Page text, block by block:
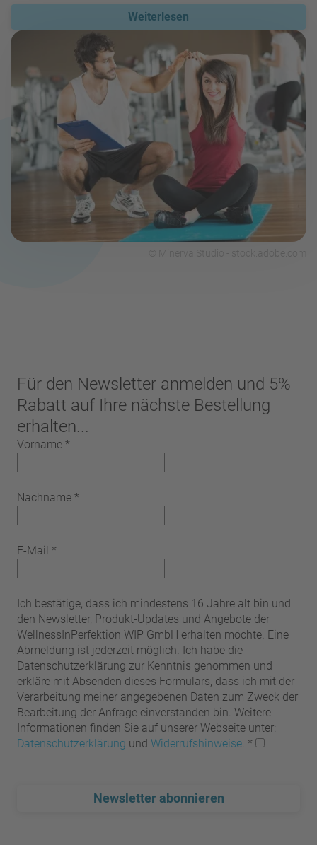
Weiterlesen
Für den Newsletter anmelden und 5%
Rabatt auf Ihre nächste Bestellung
erhalten...
Vorname *
Nachname *
E-Mail *
Ich bestätige, dass ich mindestens 16 Jahre alt bin und
den Newsletter, Produkt-Updates und Angebote der
WellnessInPerfektion WIP GmbH erhalten möchte. Eine
Abmeldung ist jederzeit möglich. Ich habe die
Datenschutzerklärung zur Kenntnis genommen und
erkläre mit Absenden dieses Formulars, dass ich mit der
Verarbeitung meiner angegebenen Daten zum Zweck der
Bearbeitung der Anfrage einverstanden bin. Weitere
Informationen finden Sie auf unserer Webseite unter:
Datenschutzerklärung und Widerrufshinweise. *
Newsletter abonnieren